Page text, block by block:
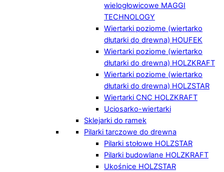
wielogłowicowe MAGGI
TECHNOLOGY
Wiertarki poziome (wiertarko
dłutarki do drewna) HOUFEK
Wiertarki poziome (wiertarko
dłutarki do drewna) HOLZKRAFT
Wiertarki poziome (wiertarko
dłutarki do drewna) HOLZSTAR
Wiertarki CNC HOLZKRAFT
Uciosarko-wiertarki
Sklejarki do ramek
Pilarki tarczowe do drewna
Pilarki stołowe HOLZSTAR
Pilarki budowlane HOLZKRAFT
Ukośnice HOLZSTAR